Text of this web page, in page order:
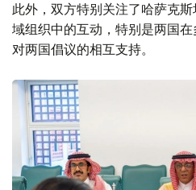
此外，双方特别关注了哈萨克
域组织中的互动，特别是两国
对两国倡议的相互支持。